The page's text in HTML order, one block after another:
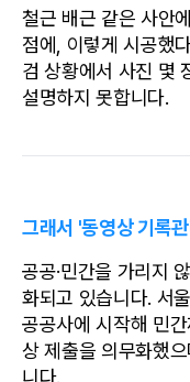
철근 배근 같은 사안
점에, 이렇게 시공했
검 상황에서 사진 몇
설명하지 못합니다.
그래서 '동영상 기록
공공·민간을 가리지
화되고 있습니다. 서
공공사에 시작해 민
상 제출을 의무화했
니다.